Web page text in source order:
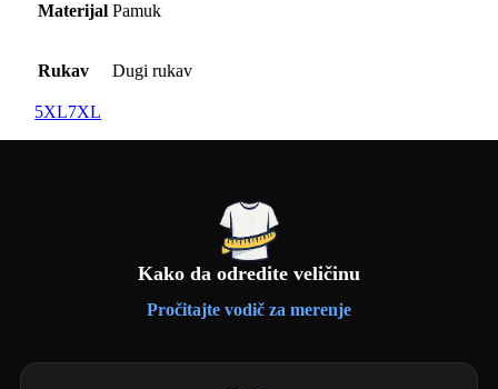
Materijal Pamuk
Rukav Dugi rukav
5XL7XL
Kako da odredite veličinu
Pročitajte vodič za merenje